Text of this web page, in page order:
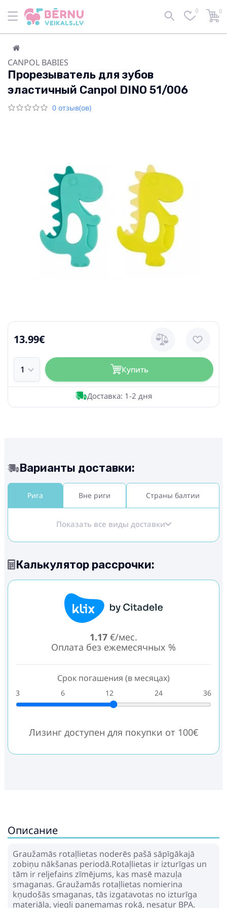
0 0
CANPOL BABIES
Прорезыватель для зубов
эластичный Canpol DINO 51/006
0 отзыв(ов)
13.99€
Купить
Доставка: 1-2 дня
Варианты доставки:
Рига Вне риги Страны балтии
Показать все виды доставки
Калькулятор рассрочки:
1.17 €/мес.
Оплата без ежемесячных %
Срок погашения (в месяцах)
3 6 12 24 36
Лизинг доступен для покупки от 100€
Описание
Graužamās rotaļlietas noderēs pašā sāpīgākajā
zobiņu nākšanas periodā.Rotaļlietas ir izturīgas un
tām ir reljefains zīmējums, kas masē mazuļa
smaganas. Graužamās rotaļlietas nomierina
kņudošās smaganas, tās izgatavotas no izturīga
materiāla, viegli paņemamas rokā, nesatur BPA.